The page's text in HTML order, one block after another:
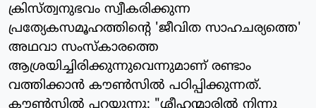
ക്രിസ്ത്വനുഭവം സ്വീകരിക്കുന്ന
പ്രത്യേകസമൂഹത്തിന്റെ 'ജീവിത സാഹചര്യത്തെ'
അഥവാ സംസ്‌കാരത്തെ
ആശ്രയിച്ചിരിക്കുന്നുവെന്നുമാണ് രണ്ടാം
വത്തിക്കാന്‍ കൗണ്‍സില്‍ പഠിപ്പിക്കുന്നത്.
കൗണ്‍സില്‍ പറയുന്നു: "ശ്ലീഹന്മാരില്‍ നിന്നു